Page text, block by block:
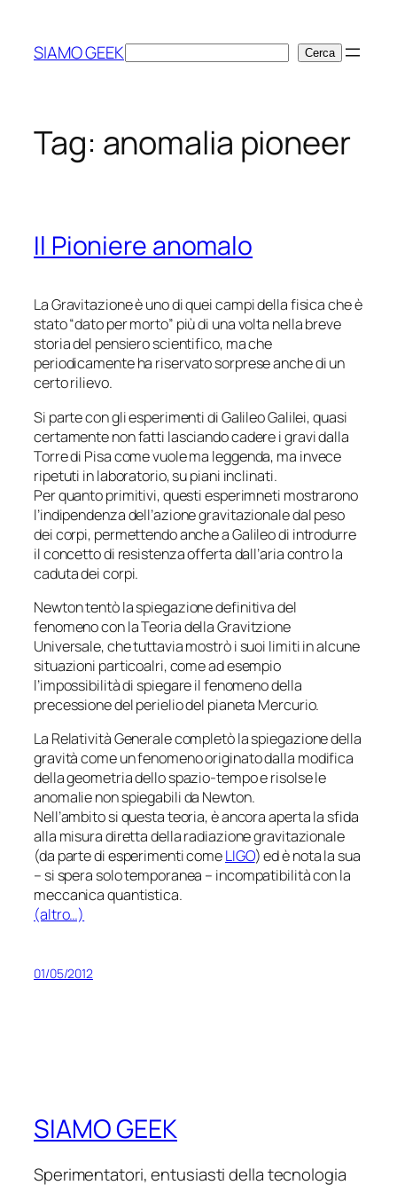
contenuto
SIAMO GEEKCerca Cerca
Tag: anomalia pioneer
Il Pioniere anomalo
La Gravitazione è uno di quei campi della fisica che è
stato “dato per morto” più di una volta nella breve
storia del pensiero scientifico, ma che
periodicamente ha riservato sorprese anche di un
certo rilievo.
Si parte con gli esperimenti di Galileo Galilei, quasi
certamente non fatti lasciando cadere i gravi dalla
Torre di Pisa come vuole ma leggenda, ma invece
ripetuti in laboratorio, su piani inclinati.
Per quanto primitivi, questi esperimneti mostrarono
l’indipendenza dell’azione gravitazionale dal peso
dei corpi, permettendo anche a Galileo di introdurre
il concetto di resistenza offerta dall’aria contro la
caduta dei corpi.
Newton tentò la spiegazione definitiva del
fenomeno con la Teoria della Gravitzione
Universale, che tuttavia mostrò i suoi limiti in alcune
situazioni particoalri, come ad esempio
l’impossibilità di spiegare il fenomeno della
precessione del perielio del pianeta Mercurio.
La Relatività Generale completò la spiegazione della
gravità come un fenomeno originato dalla modifica
della geometria dello spazio-tempo e risolse le
anomalie non spiegabili da Newton.
Nell’ambito si questa teoria, è ancora aperta la sfida
alla misura diretta della radiazione gravitazionale
(da parte di esperimenti comeLIGO) ed è nota la sua
– si spera solo temporanea – incompatibilità con la
meccanica quantistica.
(altro…)
01/05/2012
SIAMO GEEK
Sperimentatori, entusiasti della tecnologia